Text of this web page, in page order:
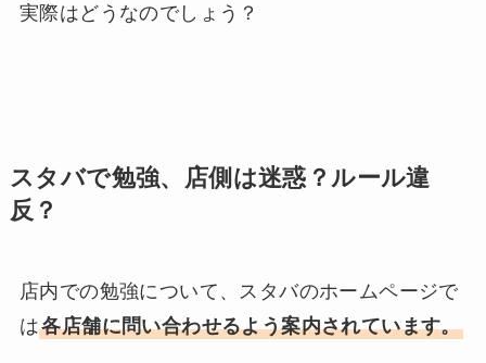
実際はどうなのでしょう？
スタバで勉強、店側は迷惑？ルール違
反？
店内での勉強について、スタバのホームページで
は各店舗に問い合わせるよう案内されています。